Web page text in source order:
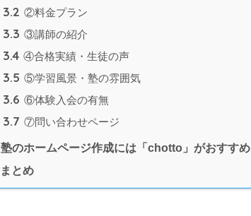
3.2 ②料金プラン
3.3 ③講師の紹介
3.4 ④合格実績・生徒の声
3.5 ⑤学習風景・塾の雰囲気
3.6 ⑥体験入会の有無
3.7 ⑦問い合わせページ
塾のホームページ作成には「chotto」がおすすめ
まとめ